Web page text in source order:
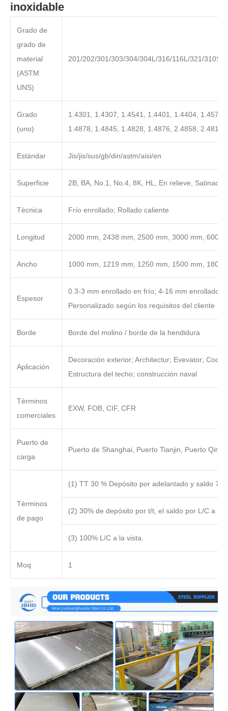
inoxidable
Grado de
grado de
material
(ASTM
UNS)
201/202/301/303/304/304L/316/116L/321/
Grado
(uno)
1.4301, 1.4307, 1.4541, 1.4401, 1.4404,
1.4878, 1.4845, 1.4828, 1.4876, 2.4858,
Estándar Jis/jis/sus/gb/din/astm/aisi/en
Superficie 2B, BA, No.1, No.4, 8K, HL, En relieve,
Técnica Frío enrollado; Rollado caliente
Longitud 2000 mm, 2438 mm, 2500 mm, 3000 mm, 6000
Ancho 1000 mm, 1219 mm, 1250 mm, 1500 mm, 1800
Espesor
0.3-3 mm enrollado en frío; 4-16 mm enrollado
Personalizado según los requisitos del cliente
Borde Borde del molino / borde de la hendidura
Aplicación
Decoración exterior; Architectur; Evevator;
Estructura del techo; construcción naval
Términos
comerciales
EXW, FOB, CIF, CFR
Puerto de
carga
Puerto de Shanghai, Puerto Tianjin, Puerto
Términos
de pago
(1) TT 30 % Depósito por adelantado y saldo 70
(2) 30% de depósito por t/t, el saldo por L/C a la
(3) 100% L/C a la vista.
Moq 1